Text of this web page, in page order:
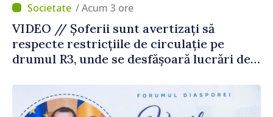
/ Acum 3 ore
VIDEO // Șoferii sunt avertizați să
respecte restricțiile de circulație pe
drumul R3, unde se desfășoară lucrări de